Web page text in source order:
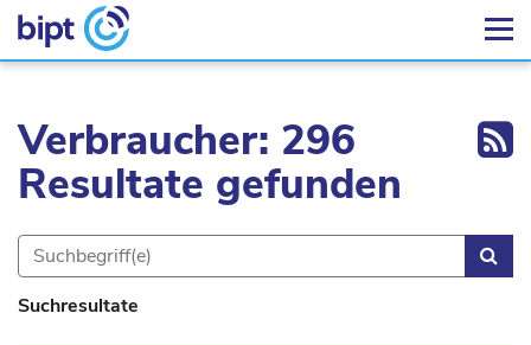
Verbraucher: 296
Resultate gefunden
Suchresultate